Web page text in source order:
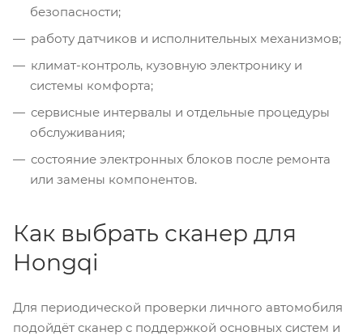
безопасности;
работу датчиков и исполнительных механизмов;
климат-контроль, кузовную электронику и
системы комфорта;
сервисные интервалы и отдельные процедуры
обслуживания;
состояние электронных блоков после ремонта
или замены компонентов.
Как выбрать сканер для
Hongqi
Для периодической проверки личного автомобиля
подойдёт сканер с поддержкой основных систем и